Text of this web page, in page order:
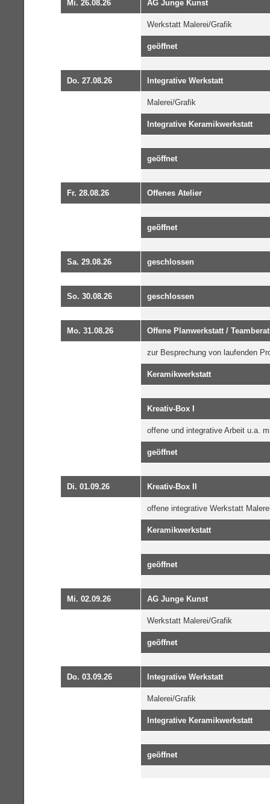
Mi. 26.08.26 AG Junge Kunst
Werkstatt Malerei/Grafik
geöffnet
Do. 27.08.26 Integrative Werkstatt
Malerei/Grafik
Integrative Keramikwerkstatt
geöffnet
Fr. 28.08.26 Offenes Atelier
geöffnet
Sa. 29.08.26 geschlossen
So. 30.08.26 geschlossen
Mo. 31.08.26 Offene Planwerkstatt /
zur Besprechung von laufenden
Keramikwerkstatt
Kreativ-Box I
offene und integrative Arbeit u.a.
geöffnet
Di. 01.09.26 Kreativ-Box II
offene integrative Werkstatt
Keramikwerkstatt
geöffnet
Mi. 02.09.26 AG Junge Kunst
Werkstatt Malerei/Grafik
geöffnet
Do. 03.09.26 Integrative Werkstatt
Malerei/Grafik
Integrative Keramikwerkstatt
geöffnet